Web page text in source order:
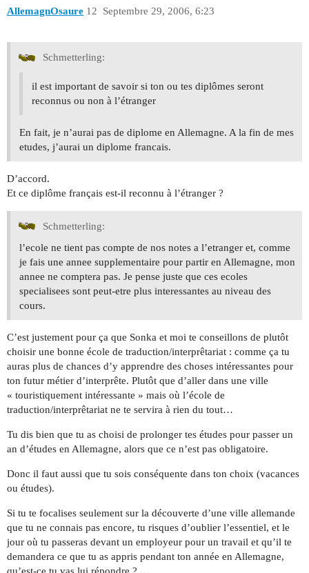
AllemagnOsaure Septembre 29, 2006, 6:23
12
Schmetterling:
il est important de savoir si ton ou tes diplômes seront
reconnus ou non à l’étranger
En fait, je n’aurai pas de diplome en Allemagne. A la fin de mes
etudes, j’aurai un diplome francais.
D’accord.
Et ce diplôme français est-il reconnu à l’étranger ?
Schmetterling:
l’ecole ne tient pas compte de nos notes a l’etranger et, comme
je fais une annee supplementaire pour partir en Allemagne, mon
annee ne comptera pas. Je pense juste que ces ecoles
specialisees sont peut-etre plus interessantes au niveau des
cours.
C’est justement pour ça que Sonka et moi te conseillons de plutôt
choisir une bonne école de traduction/interprêtariat : comme ça tu
auras plus de chances d’y apprendre des choses intéressantes pour
ton futur métier d’interprête. Plutôt que d’aller dans une ville
« touristiquement intéressante » mais où l’école de
traduction/interprêtariat ne te servira à rien du tout…
Tu dis bien que tu as choisi de prolonger tes études pour passer un
an d’études en Allemagne, alors que ce n’est pas obligatoire.
Donc il faut aussi que tu sois conséquente dans ton choix (vacances
ou études).
Si tu te focalises seulement sur la découverte d’une ville allemande
que tu ne connais pas encore, tu risques d’oublier l’essentiel, et le
jour où tu passeras devant un employeur pour un travail et qu’il te
demandera ce que tu as appris pendant ton année en Allemagne,